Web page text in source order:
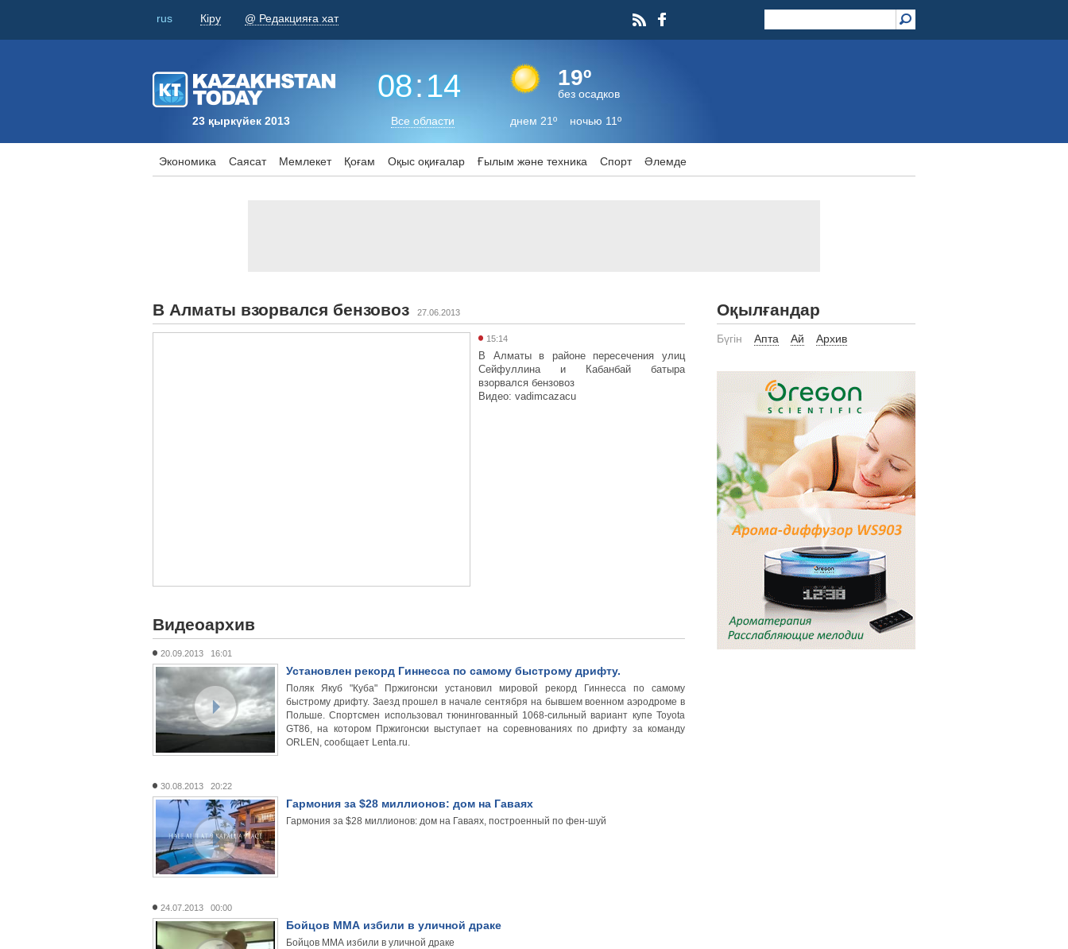
rus Кіру @ Редакцияға хат
23 қыркүйек 2013
08: 14
Все области
19º
без осадков
днем 21º ночью 11º
Экономика Саясат Мемлекет Қоғам Оқыс оқиғалар Ғылым және техника Спорт Әлемде
В Алматы взорвался бензовоз 27.06.2013
15:14
В Алматы в районе пересечения улиц
Сейфуллина и Кабанбай батыра
взорвался бензовоз
Видео: vadimcazacu
Видеоархив
20.09.2013 16:01
Установлен рекорд Гиннесса по самому быстрому дрифту.
Поляк Якуб "Куба" Пржигонски установил мировой рекорд Гиннесса по самому
быстрому дрифту. Заезд прошел в начале сентября на бывшем военном аэродроме в
Польше. Спортсмен использовал тюнингованный 1068-сильный вариант купе Toyota
GT86, на котором Пржигонски выступает на соревнованиях по дрифту за команду
ORLEN, сообщает Lenta.ru.
30.08.2013 20:22
Гармония за $28 миллионов: дом на Гаваях
Гармония за $28 миллионов: дом на Гаваях, построенный по фен-шуй
24.07.2013 00:00
Бойцов ММА избили в уличной драке
Бойцов ММА избили в уличной драке
Оқылғандар
Бүгін Апта Ай Архив